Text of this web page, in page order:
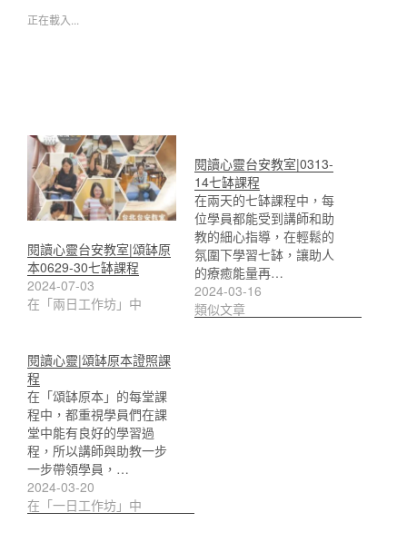
正在載入...
閱讀心靈台安教室|頌缽原
本0629-30七缽課程
2024-07-03
在「兩日工作坊」中
閱讀心靈台安教室|0313-
14七缽課程
在兩天的七缽課程中，每
位學員都能受到講師和助
教的細心指導，在輕鬆的
氛圍下學習七缽，讓助人
的療癒能量再…
2024-03-16
類似文章
閱讀心靈|頌缽原本證照課
程
在「頌缽原本」的每堂課
程中，都重視學員們在課
堂中能有良好的學習過
程，所以講師與助教一步
一步帶領學員，…
2024-03-20
在「一日工作坊」中